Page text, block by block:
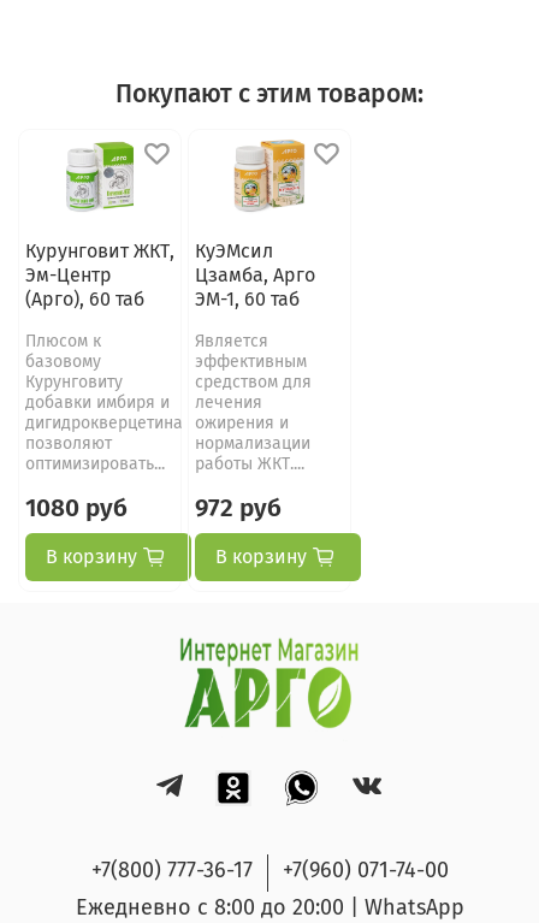
Покупают с этим товаром:
Курунговит ЖКТ,
Эм-Центр
(Арго), 60 таб
Плюсом к
базовому
Курунговиту
добавки имбиря и
дигидрокверцетина
позволяют
оптимизировать...
1080 руб
В корзину
КуЭМсил
Цзамба, Арго
ЭМ-1, 60 таб
Является
эффективным
средством для
лечения
ожирения и
нормализации
работы ЖКТ....
972 руб
В корзину
+7(800) 777-36-17
+7(960) 071-74-00
Ежедневно с 8:00 до 20:00 | WhatsApp